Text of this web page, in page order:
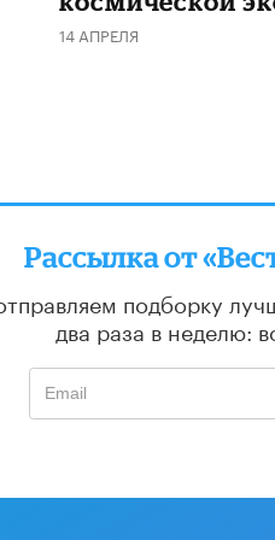
14 АПРЕЛЯ
Рассылка от
подборку
два раза в неделю: